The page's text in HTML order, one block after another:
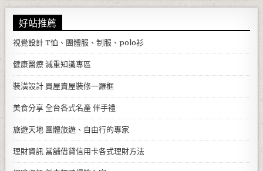
好站推薦
視覺設計 T恤、團體服、制服、polo衫
健康醫療 減重知識專區
裝潢設計 買屋賣屋裝修一羅框
美食分享 全台各式名產 伴手禮
旅遊天地 團體旅遊、自由行的專家
理財資訊 當舖借貸信用卡各式理財方法